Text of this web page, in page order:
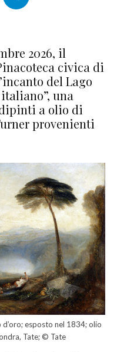
2026, il
civica di
del Lago
una
a olio di
provenienti
esposto nel 1834; olio
Tate; © Tate